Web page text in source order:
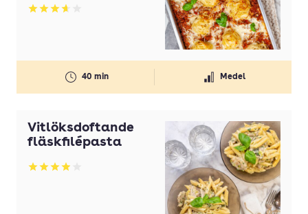
Betyg: 3.65 av 5
40 min Medel
Vitlöksdoftande
fläskfilépasta
Betyg: 3.94 av 5